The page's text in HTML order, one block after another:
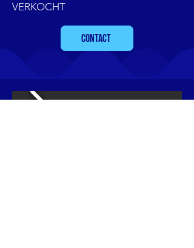
VERKOCHT
CONTACT